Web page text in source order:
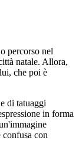
percorso nel
natale. Allora,
che poi è
di tatuaggi
in forma
confusa con